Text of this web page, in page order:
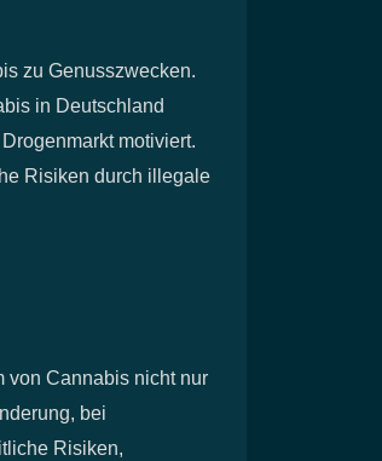
zu Genusszwecken.
in Deutschland
motiviert.
Risiken durch illegale
von Cannabis nicht nur
bei
Risiken,